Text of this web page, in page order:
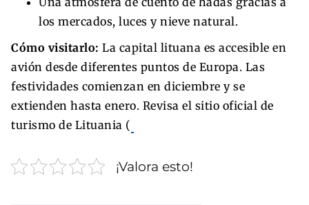
los mercados, luces y nieve natural.
Cómo visitarlo: La capital lituana es accesible en
avión desde diferentes puntos de Europa. Las
festividades comienzan en diciembre y se
extienden hasta enero. Revisa el sitio oficial de
turismo de Lituania (
¡Valora esto!